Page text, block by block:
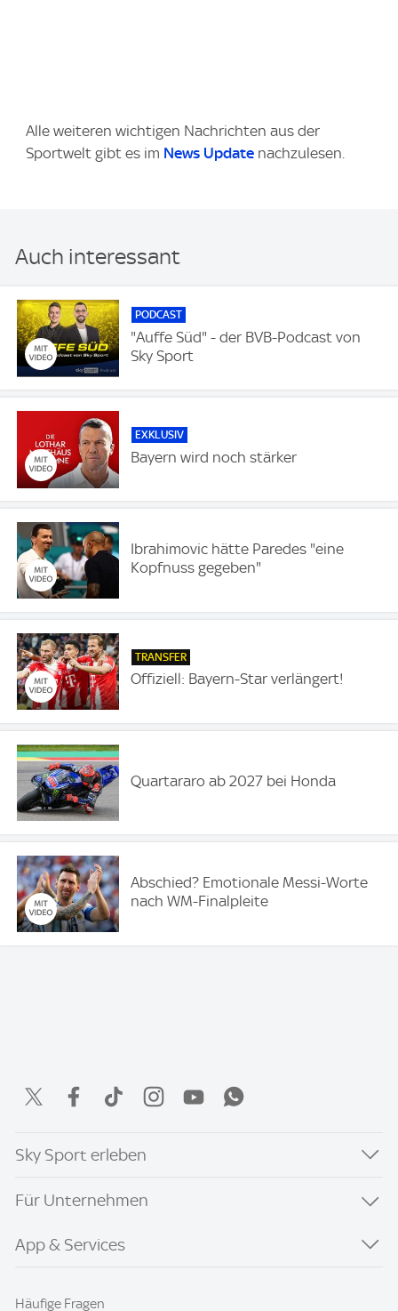
Alle weiteren wichtigen Nachrichten aus der
Sportwelt gibt es im News Update nachzulesen.
Auch interessant
PODCAST
"Auffe Süd" - der BVB-Podcast von
Sky Sport
EXKLUSIV
Bayern wird noch stärker
Ibrahimovic hätte Paredes "eine
Kopfnuss gegeben"
TRANSFER
Offiziell: Bayern-Star verlängert!
Quartararo ab 2027 bei Honda
Abschied? Emotionale Messi-Worte
nach WM-Finalpleite
Sky Sport erleben
Für Unternehmen
App & Services
Häufige Fragen